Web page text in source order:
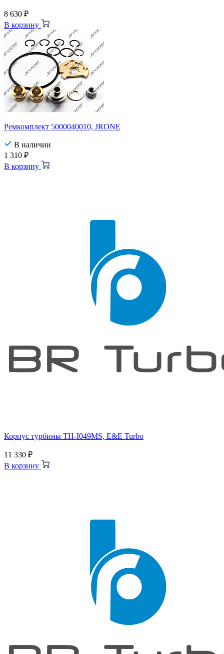
8 630 ₽
В корзину
Ремкомплект 5000040010, JRONE
В наличии
1 310 ₽
В корзину
Корпус турбины TH-I049MS, E&E Turbo
11 330 ₽
В корзину